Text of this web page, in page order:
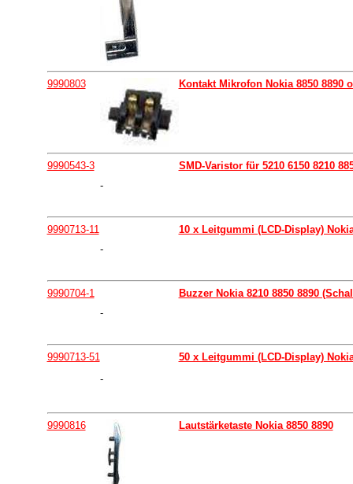
9990803 Kontakt Mikrofon Nokia 8850
9990543-3
-
SMD-Varistor für 5210 6150 8210
9990713-11
-
10 x Leitgummi (LCD-Display)
9990704-1
-
Buzzer Nokia 8210 8850 8890
9990713-51
-
50 x Leitgummi (LCD-Display)
9990816 Lautstärketaste Nokia 8850 8890